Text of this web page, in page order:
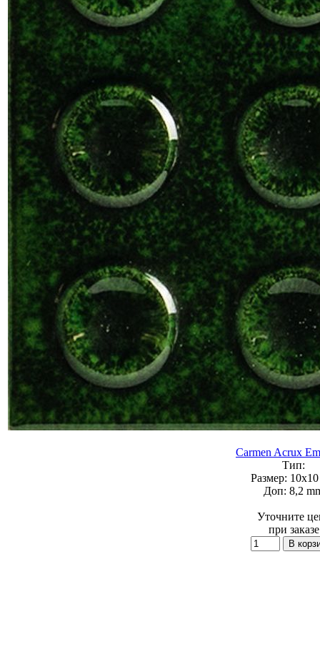
Carmen Acrux
Тип:
Размер:
Доп: 8,2
Уточните
при заказе